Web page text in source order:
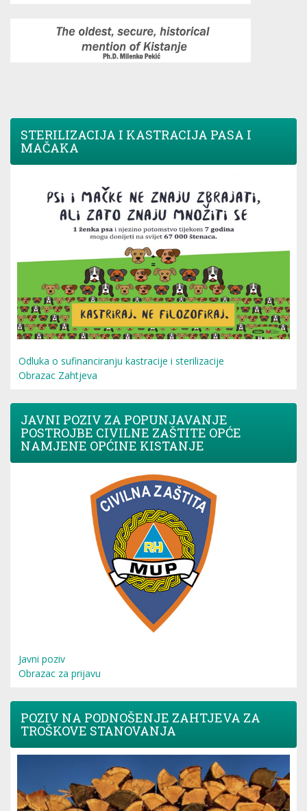
STERILIZACIJA I KASTRACIJA PASA I
MAČAKA
Odluka o sufinanciranju kastracije i sterilizacije
Obrazac Zahtjeva
JAVNI POZIV ZA POPUNJAVANJE
POSTROJBE CIVILNE ZAŠTITE OPĆE
NAMJENE OPĆINE KISTANJE
Javni poziv
Obrazac za prijavu
POZIV NA PODNOŠENJE ZAHTJEVA ZA
TROŠKOVE STANOVANJA